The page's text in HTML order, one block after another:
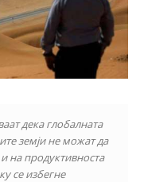
дека глобалната
земји не можат да
на продуктивноста
се избегне